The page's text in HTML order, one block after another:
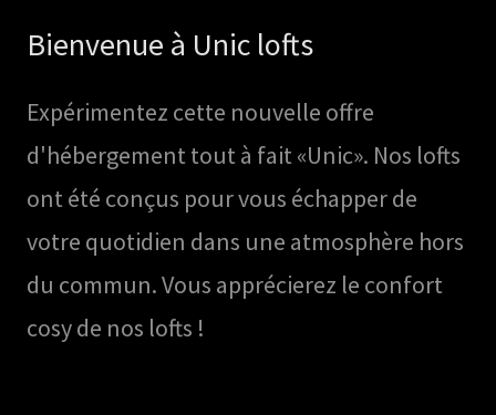
Bienvenue à Unic lofts
Expérimentez cette nouvelle offre
d'hébergement tout à fait «Unic». Nos lofts
ont été conçus pour vous échapper de
votre quotidien dans une atmosphère hors
du commun. Vous apprécierez le confort
cosy de nos lofts !